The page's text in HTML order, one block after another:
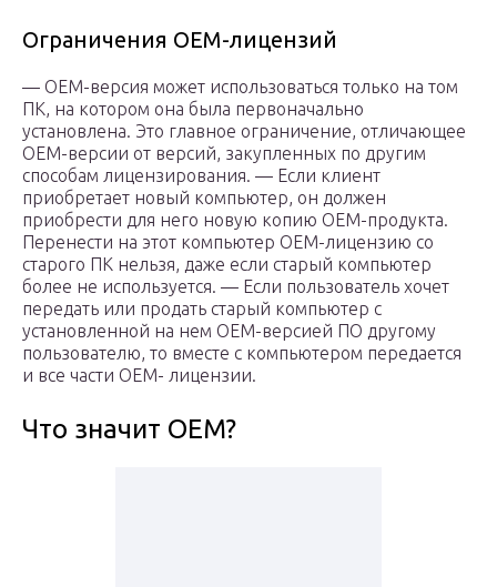
Ограничения OEM-лицензий
— OEM-версия может использоваться только на том
ПК, на котором она была первоначально
установлена. Это главное ограничение, отличающее
OEM-версии от версий, закупленных по другим
способам лицензирования. — Если клиент
приобретает новый компьютер, он должен
приобрести для него новую копию OEM-продукта.
Перенести на этот компьютер OEM-лицензию со
старого ПК нельзя, даже если старый компьютер
более не используется. — Если пользователь хочет
передать или продать старый компьютер с
установленной на нем OEM-версией ПО другому
пользователю, то вместе с компьютером передается
и все части OEM- лицензии.
Что значит OEM?